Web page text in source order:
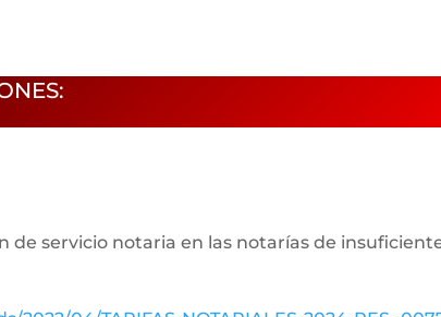
de servicio notaria en las notarías de